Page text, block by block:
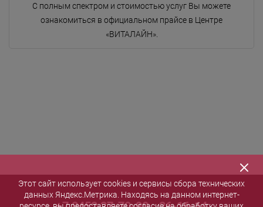
С полным спектром и стоимостью услуг Вы можете
ознакомиться в официальном прайсе в Центре
«ВИТАЛАЙН».
Этот сайт использует cookies и сервисы сбора технических
данных Яндекс.Метрика. Находясь на данном интернет-